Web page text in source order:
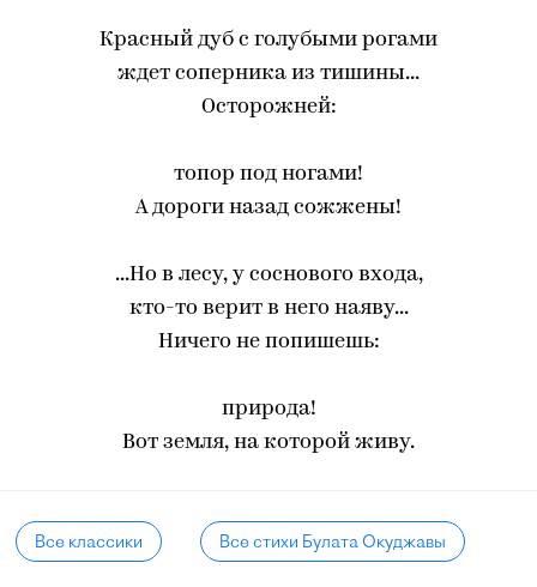
Красный дуб с голубыми рогами
ждет соперника из тишины...
Осторожней:
топор под ногами!
А дороги назад сожжены!
...Но в лесу, у соснового входа,
кто-то верит в него наяву...
Ничего не попишешь:
природа!
Вот земля, на которой живу.
Все классики Все стихи Булата Окуджавы